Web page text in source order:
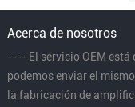
Acerca de nosotros
---- El servicio OEM
podemos enviar el
la fabricación de